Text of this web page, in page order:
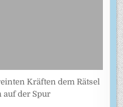
Kräften dem Rätsel
auf der Spur